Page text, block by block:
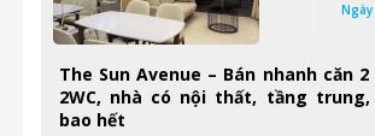
The Sun Avenue – Bán nhanh căn
2WC, nhà có nội thất, tầng
bao hết